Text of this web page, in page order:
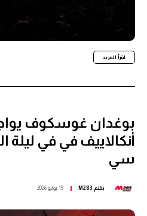
اقرأ المزيد
بوغدان غوسكوف
أنكالاييف في في ليلة
سي
بقلم M283 19 يوليو 2026